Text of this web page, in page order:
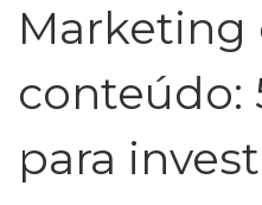
Marketing
conteúdo:
para